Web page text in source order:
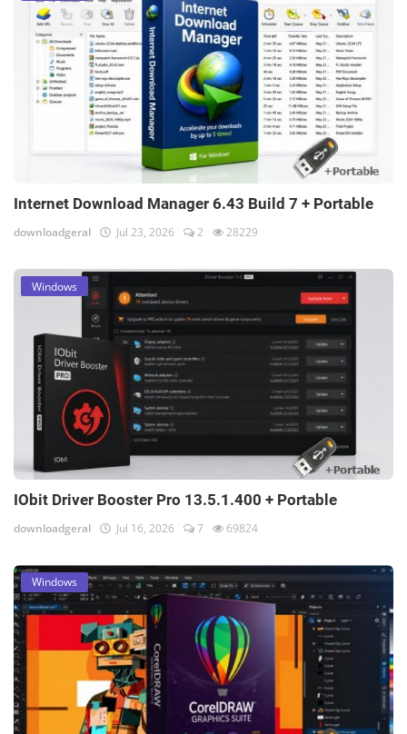
Internet Download Manager 6.43 Build 7 + Portable
downloadgeral Jul 23, 2026 2 28229
Windows
IObit Driver Booster Pro 13.5.1.400 + Portable
downloadgeral Jul 16, 2026 7 69824
Windows